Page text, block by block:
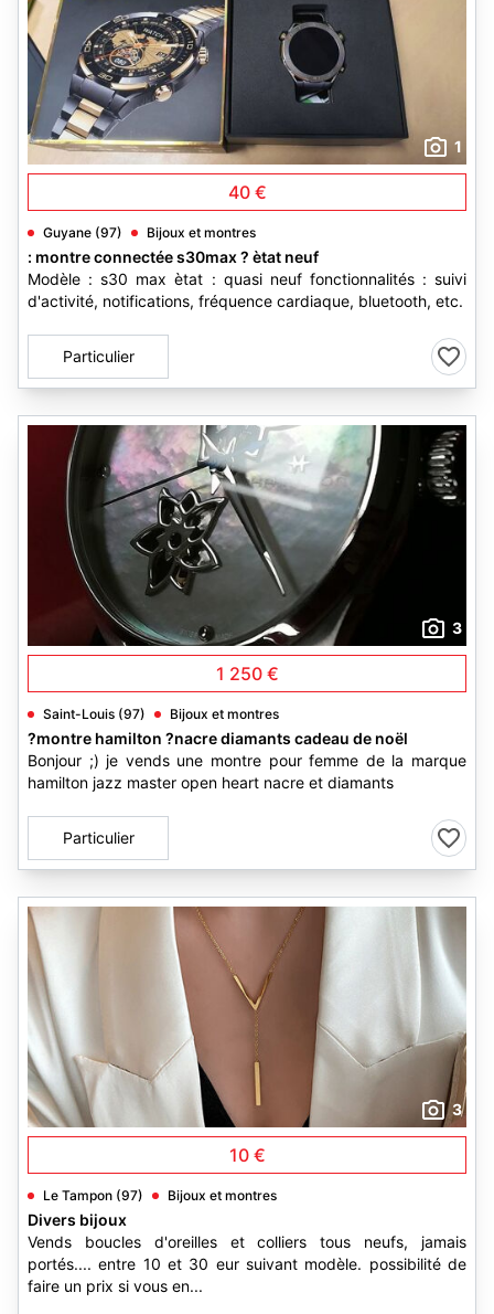
1
40 €
Guyane (97) Bijoux et montres
: montre connectée s30max ? ètat neuf
Modèle : s30 max ètat : quasi neuf fonctionnalités : suivi
d'activité, notifications, fréquence cardiaque, bluetooth, etc.
Particulier
3
1 250 €
Saint-Louis (97) Bijoux et montres
?montre hamilton ?nacre diamants cadeau de noël
Bonjour ;) je vends une montre pour femme de la marque
hamilton jazz master open heart nacre et diamants
Particulier
3
10 €
Le Tampon (97) Bijoux et montres
Divers bijoux
Vends boucles d'oreilles et colliers tous neufs, jamais
portés.... entre 10 et 30 eur suivant modèle. possibilité de
faire un prix si vous en...